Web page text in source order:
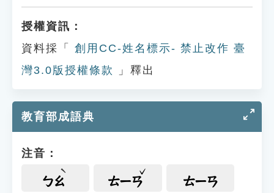
授權資訊：
資料採「
創用CC-姓名標示- 禁止改作 臺
灣3.0版授權條款
」釋出
教育部成語典
注音：
ㄅㄠ ㄊㄧㄢ ㄊㄧㄢ